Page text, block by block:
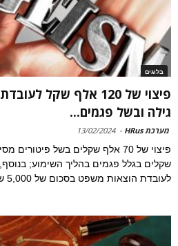
בלוגים
פיצוי של 120 אלף שקל
גילה ובשל פגמים...
מערכת HRus -
13/02/2024
שקלים בגלל פגמים בהליך השימוע;
לעובדת הוצאות משפט בסכום של 5,000 שקלים